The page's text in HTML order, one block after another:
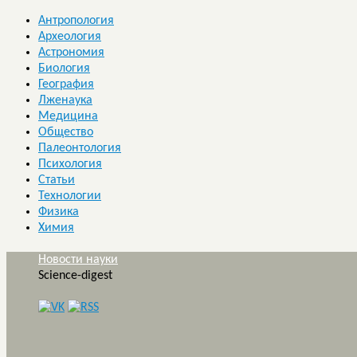
Антропология
Археология
Астрономия
Биология
География
Лженаука
Медицина
Общество
Палеонтология
Психология
Статьи
Технологии
Физика
Химия
Новости науки
Science-digest